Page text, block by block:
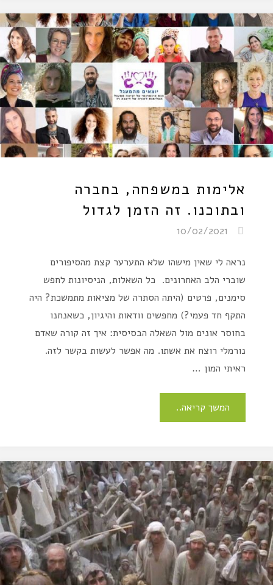
אלימות במשפחה, בחברה
ובתוכנו. זה הזמן לגדול
10/02/2021
נראה לי שאין מישהו שלא התערער קצת מהסיפורים
שוברי הלב האחרונים. כל השאלות, הניסיונות לחפש
סימנים, פרטים (היתה הסתרה של מציאות מתמשכת? היה
התקף חד פעמי?) מחפשים וודאות והיגיון, כשאנחנו
בחוסר אונים מול השאלה הבסיסית: איך זה קורה שאדם
נורמלי רוצח את אשתו. מה אפשר לעשות בקשר לזה.
ראיתי המון …
המשך קריאה..